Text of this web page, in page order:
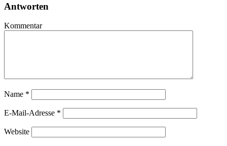
Antworten
Kommentar
Name *
E-Mail-Adresse *
Website